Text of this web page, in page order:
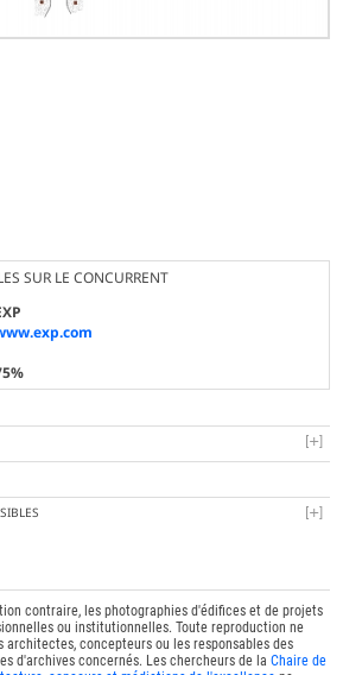
SUR LE CONCURRENT
contraire, les photographies d'édifices et de projets
ou institutionnelles. Toute reproduction ne
concepteurs ou les responsables des
d'archives concernés. Les chercheurs de laChaire de